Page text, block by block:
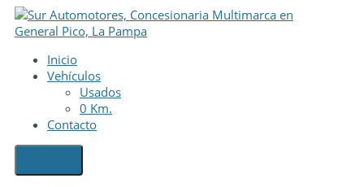
Inicio
Vehículos
Usados
0 Km.
Contacto